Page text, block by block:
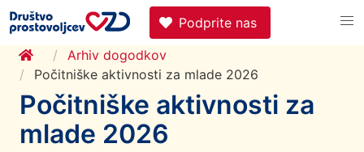
Podprite nas
Arhiv dogodkov
Počitniške aktivnosti za mlade 2026
Počitniške aktivnosti za
mlade 2026